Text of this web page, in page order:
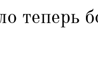
теперь